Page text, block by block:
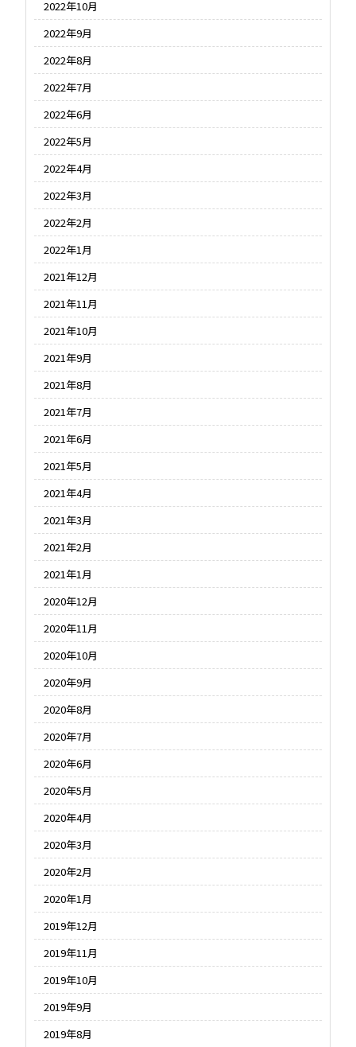
2022年10月
2022年9月
2022年8月
2022年7月
2022年6月
2022年5月
2022年4月
2022年3月
2022年2月
2022年1月
2021年12月
2021年11月
2021年10月
2021年9月
2021年8月
2021年7月
2021年6月
2021年5月
2021年4月
2021年3月
2021年2月
2021年1月
2020年12月
2020年11月
2020年10月
2020年9月
2020年8月
2020年7月
2020年6月
2020年5月
2020年4月
2020年3月
2020年2月
2020年1月
2019年12月
2019年11月
2019年10月
2019年9月
2019年8月